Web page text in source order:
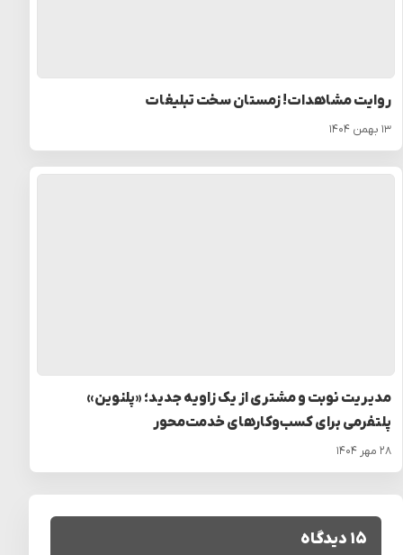
روایت مشاهدات! زمستان سخت تبلیغات
۱۳ بهمن ۱۴۰۴
مدیریت نوبت و مشتری از یک زاویه جدید؛ «پلنوین»
پلتفرمی برای کسب‌وکارهای خدمت‌محور
۲۸ مهر ۱۴۰۴
۱۵ دیدگاه